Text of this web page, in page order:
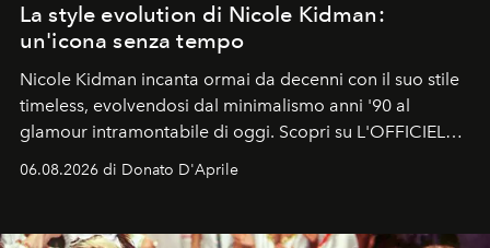
La style evolution di Nicole Kidman:
un'icona senza tempo
Nicole Kidman incanta ormai da decenni con il suo stile
timeless, evolvendosi dal minimalismo anni '90 al
glamour intramontabile di oggi. Scopri su L'OFFICIEL
Italia la sua style evolution.
06.08.2026 di Donato D'Aprile